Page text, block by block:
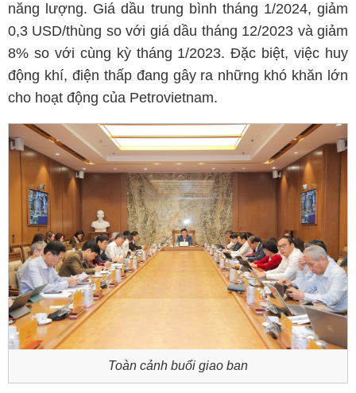
năng lượng. Giá dầu trung bình tháng 1/2024, giảm
0,3 USD/thùng so với giá dầu tháng 12/2023 và giảm
8% so với cùng kỳ tháng 1/2023. Đặc biệt, việc huy
động khí, điện thấp đang gây ra những khó khăn lớn
cho hoạt động của Petrovietnam.
Toàn cảnh buổi giao ban